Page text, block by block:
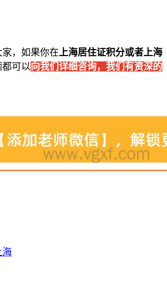
，如果你在 上海居住证积分或者上海
可以向我们详细咨询，我们有资深的
海